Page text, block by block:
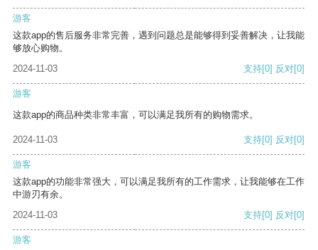
游客
这款app的售后服务非常完善，遇到问题总是能够得到妥善解决，让我能
够放心购物。
2024-11-03
支持[0] 反对[0]
游客
这款app的商品种类非常丰富，可以满足我所有的购物需求。
2024-11-03 支持[0] 反对[0]
游客
这款app的功能非常强大，可以满足我所有的工作需求，让我能够在工作
中游刃有余。
2024-11-03
支持[0] 反对[0]
游客